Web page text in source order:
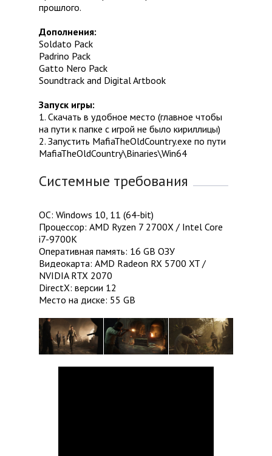
прошлого.
Дополнения:
Soldato Pack
Padrino Pack
Gatto Nero Pack
Soundtrack and Digital Artbook
Запуск игры:
1. Скачать в удобное место (главное чтобы
на пути к папке с игрой не было кириллицы)
2. Запустить MafiaTheOldCountry.exe по пути
MafiaTheOldCountry\Binaries\Win64
Системные требования
ОС: Windows 10, 11 (64-bit)
Процессор: AMD Ryzen 7 2700X / Intel Core
i7-9700K
Оперативная память: 16 GB ОЗУ
Видеокарта: AMD Radeon RX 5700 XT /
NVIDIA RTX 2070
DirectX: версии 12
Место на диске: 55 GB